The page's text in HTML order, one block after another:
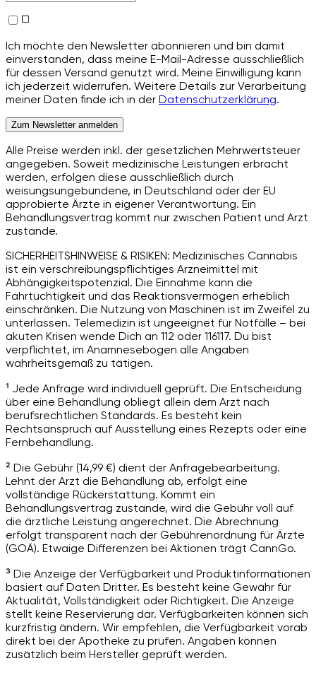
Ich möchte den Newsletter abonnieren und bin damit
einverstanden, dass meine E-Mail-Adresse ausschließlich
für dessen Versand genutzt wird. Meine Einwilligung kann
ich jederzeit widerrufen. Weitere Details zur Verarbeitung
meiner Daten finde ich in der Datenschutzerklärung.
Zum Newsletter anmelden
Alle Preise werden inkl. der gesetzlichen Mehrwertsteuer
angegeben. Soweit medizinische Leistungen erbracht
werden, erfolgen diese ausschließlich durch
weisungsungebundene, in Deutschland oder der EU
approbierte Ärzte in eigener Verantwortung. Ein
Behandlungsvertrag kommt nur zwischen Patient und Arzt
zustande.
SICHERHEITSHINWEISE & RISIKEN: Medizinisches Cannabis
ist ein verschreibungspflichtiges Arzneimittel mit
Abhängigkeitspotenzial. Die Einnahme kann die
Fahrtüchtigkeit und das Reaktionsvermögen erheblich
einschränken. Die Nutzung von Maschinen ist im Zweifel zu
unterlassen. Telemedizin ist ungeeignet für Notfälle – bei
akuten Krisen wende Dich an 112 oder 116117. Du bist
verpflichtet, im Anamnesebogen alle Angaben
wahrheitsgemäß zu tätigen.
¹ Jede Anfrage wird individuell geprüft. Die Entscheidung
über eine Behandlung obliegt allein dem Arzt nach
berufsrechtlichen Standards. Es besteht kein
Rechtsanspruch auf Ausstellung eines Rezepts oder eine
Fernbehandlung.
² Die Gebühr (14,99 €) dient der Anfragebearbeitung.
Lehnt der Arzt die Behandlung ab, erfolgt eine
vollständige Rückerstattung. Kommt ein
Behandlungsvertrag zustande, wird die Gebühr voll auf
die ärztliche Leistung angerechnet. Die Abrechnung
erfolgt transparent nach der Gebührenordnung für Ärzte
(GOÄ). Etwaige Differenzen bei Aktionen trägt CannGo.
³ Die Anzeige der Verfügbarkeit und Produktinformationen
basiert auf Daten Dritter. Es besteht keine Gewähr für
Aktualität, Vollständigkeit oder Richtigkeit. Die Anzeige
stellt keine Reservierung dar. Verfügbarkeiten können sich
kurzfristig ändern. Wir empfehlen, die Verfügbarkeit vorab
direkt bei der Apotheke zu prüfen. Angaben können
zusätzlich beim Hersteller geprüft werden.